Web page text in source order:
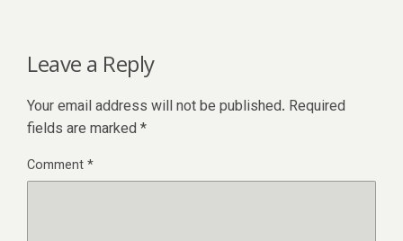
Leave a Reply
Your email address will not be published. Required
fields are marked *
Comment*